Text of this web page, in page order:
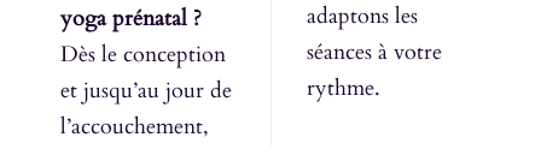
yoga prénatal ?
Dès le conception
et jusqu’au jour de
l’accouchement,
adaptons les
séances à votre
rythme.